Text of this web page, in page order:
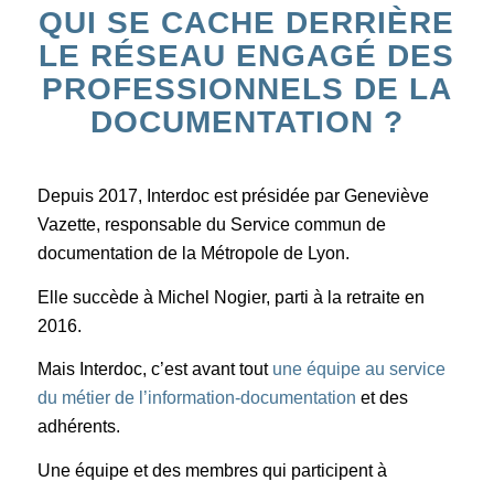
QUI SE CACHE DERRIÈRE
LE RÉSEAU ENGAGÉ DES
PROFESSIONNELS DE LA
DOCUMENTATION ?
Depuis 2017, Interdoc est présidée par Geneviève
Vazette, responsable du Service commun de
documentation de la Métropole de Lyon.
Elle succède à Michel Nogier, parti à la retraite en
2016.
Mais Interdoc, c’est avant tout une équipe au service
du métier de l’information-documentation et des
adhérents.
Une équipe et des membres qui participent à